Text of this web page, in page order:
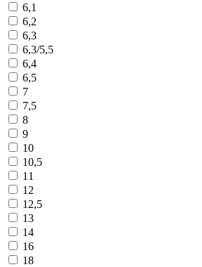
6,1
6,2
6,3
6,3/5,5
6,4
6,5
7
7,5
8
9
10
10,5
11
12
12,5
13
14
16
18